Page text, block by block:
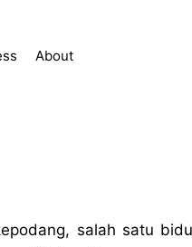
About
salah satu